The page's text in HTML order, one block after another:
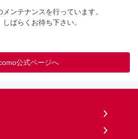
ンテナンスを行っています。
ばらくお待ち下さい。
公式ページへ